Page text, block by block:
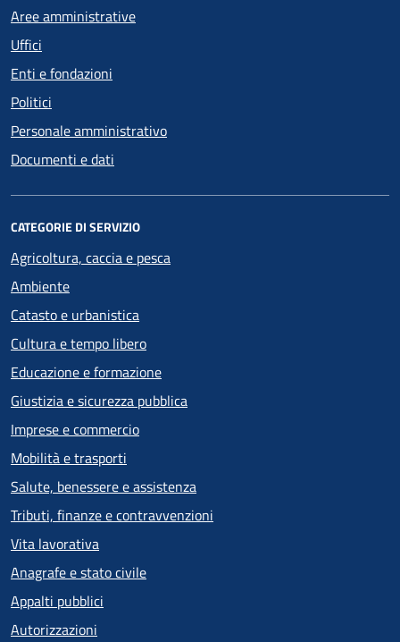
Aree amministrative
Uffici
Enti e fondazioni
Politici
Personale amministrativo
Documenti e dati
CATEGORIE DI SERVIZIO
Agricoltura, caccia e pesca
Ambiente
Catasto e urbanistica
Cultura e tempo libero
Educazione e formazione
Giustizia e sicurezza pubblica
Imprese e commercio
Mobilità e trasporti
Salute, benessere e assistenza
Tributi, finanze e contravvenzioni
Vita lavorativa
Anagrafe e stato civile
Appalti pubblici
Autorizzazioni